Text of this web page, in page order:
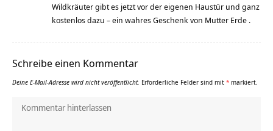
Wildkräuter gibt es jetzt vor der eigenen Haustür und ganz
kostenlos dazu – ein wahres Geschenk von Mutter Erde .
Schreibe einen Kommentar
Deine E-Mail-Adresse wird nicht veröffentlicht. Erforderliche Felder sind mit * markiert.